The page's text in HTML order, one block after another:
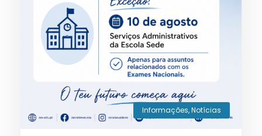
Informações,Notícias